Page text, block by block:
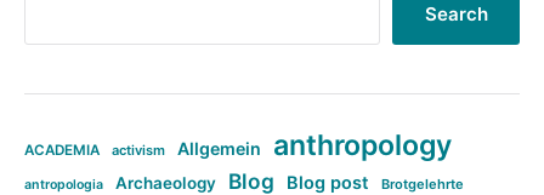
Search
ACADEMIA activism Allgemein anthropology
antropologia Archaeology Blog Blog post Brotgelehrte